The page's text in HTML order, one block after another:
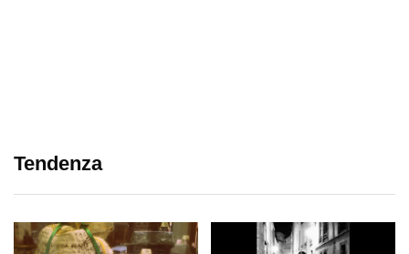
Tendenza